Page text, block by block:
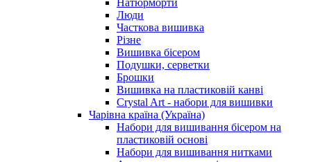
Люди
Часткова вишивка
Різне
Вишивка бісером
Подушки, серветки
Брошки
Вишивка на пластиковій канві
Crystal Art - набори для вишивки
Чарівна країна (Україна)
Набори для вишивання бісером на
пластиковій основі
Набори для вишивання нитками